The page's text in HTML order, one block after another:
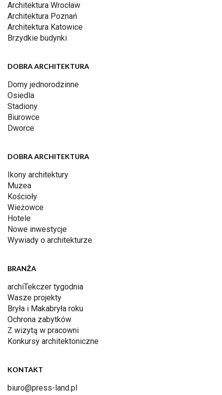
Architektura Wrocław
Architektura Poznań
Architektura Katowice
Brzydkie budynki
DOBRA ARCHITEKTURA
Domy jednorodzinne
Osiedla
Stadiony
Biurowce
Dworce
DOBRA ARCHITEKTURA
Ikony architektury
Muzea
Kościoły
Wieżowce
Hotele
Nowe inwestycje
Wywiady o architekturze
BRANŻA
archiTekczer tygodnia
Wasze projekty
Bryła i Makabryła roku
Ochrona zabytków
Z wizytą w pracowni
Konkursy architektoniczne
KONTAKT
biuro@press-land.pl